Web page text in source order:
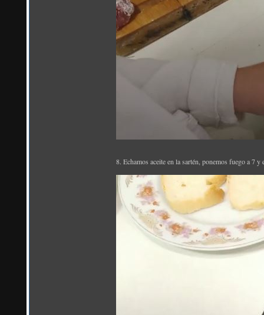
8. Echamos aceite en la sartén, ponemos fuego a 7 y